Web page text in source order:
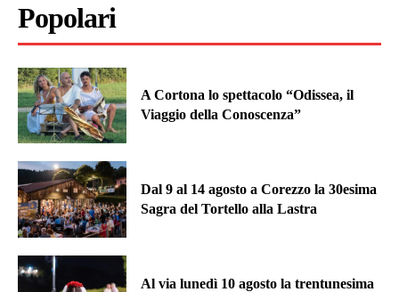
Popolari
A Cortona lo spettacolo “Odissea, il
Viaggio della Conoscenza”
Dal 9 al 14 agosto a Corezzo la 30esima
Sagra del Tortello alla Lastra
Al via lunedì 10 agosto la trentunesima